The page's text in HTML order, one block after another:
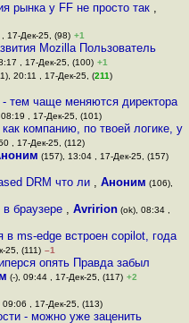
рынка у FF не просто так ,
17-Дек-25, (98) +1
Mozilla Пользователь
, 17-Дек-25, (100) +1
20:11 , 17-Дек-25, (211)
тем чаще меняются директора
, 17-Дек-25, (101)
компанию, по твоей логике, у
, 17-Дек-25, (112)
(157), 13:04 , 17-Дек-25, (157)
DRM что ли ,Аноним (106),
браузере ,Avririon (ok), 08:34 ,
ms-edge встроен copilot, года
25, (111) –1
опять Правда забыл
(-), 09:44 , 17-Дек-25, (117) +2
09:06 , 17-Дек-25, (113)
- можно уже заценить